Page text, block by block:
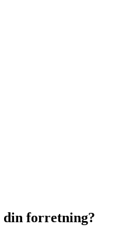
din forretning?